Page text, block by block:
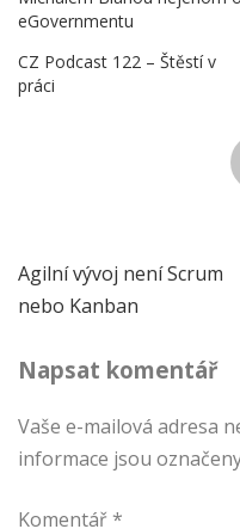
eGovernmentu
CZ Podcast 122 – Štěstí v
práci
Navigace
příspěvek
Agilní vývoj není Scrum
nebo Kanban
Napsat komentář
Vaše e-mailová adresa
informace jsou
Komentář *